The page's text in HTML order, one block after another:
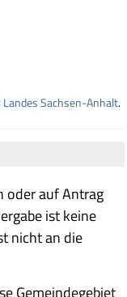
Sachsen-Anhalt.
oder auf Antrag
ist keine
nicht an die
Gemeindegebiet